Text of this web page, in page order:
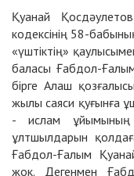
Қуанай
кодексiнiң 58-
«үштіктің»
баласы Ғабдол-
бiрге Алаш
жылы саяси қуғынға
- ислам
ұлтшылдарын
Ғабдол-Ғалым
жок. Дегенмен